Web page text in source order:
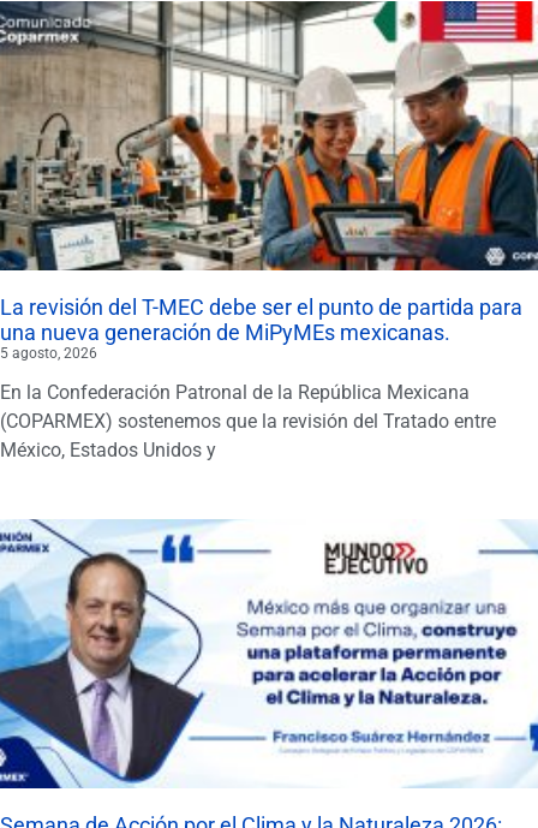
La revisión del T-MEC debe ser el punto de partida para
una nueva generación de MiPyMEs mexicanas.
5 agosto, 2026
En la Confederación Patronal de la República Mexicana
(COPARMEX) sostenemos que la revisión del Tratado entre
México, Estados Unidos y